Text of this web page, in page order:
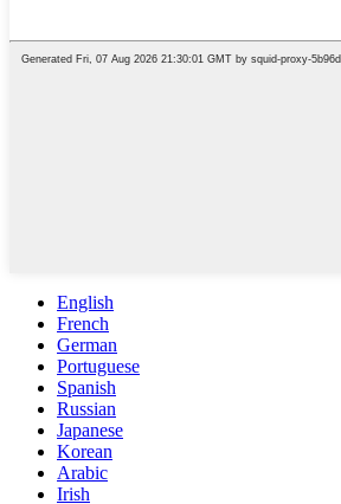
English
French
German
Portuguese
Spanish
Russian
Japanese
Korean
Arabic
Irish